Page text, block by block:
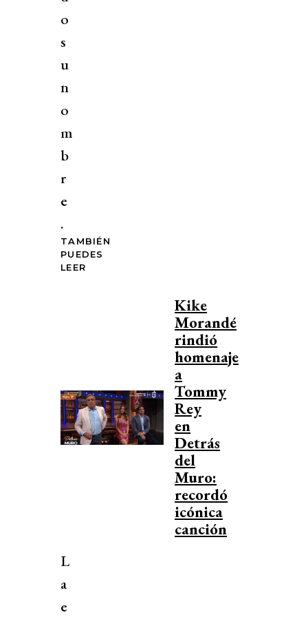
o
s
u
n
o
m
b
r
e
.
TAMBIÉN
PUEDES
LEER
Kike
Morandé
rindió
homenaje
a
Tommy
Rey
en
Detrás
del
Muro:
recordó
icónica
canción
L
a
e